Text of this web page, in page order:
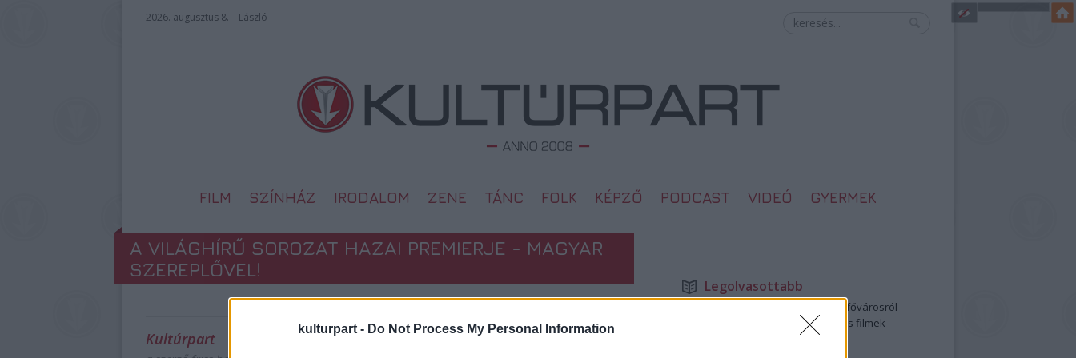
kulturpart - Do Not Process My Personal Information
2026. augusztus 8. – László
FILM SZÍNHÁZ IRODALOM ZENE TÁNC FOLK KÉPZŐ PODCAST VIDEÓ GYERMEK
A VILÁGHÍRŰ SOROZAT HAZAI PREMIERJE - MAGYAR
SZEREPLŐVEL!
Kultúrpart
Legolvasottabb
Megdöbbentő fotók a néptelen fővárosról
Top 10: ezek a legjobb szerelmes filmek
A 10 legütősebb drogos film